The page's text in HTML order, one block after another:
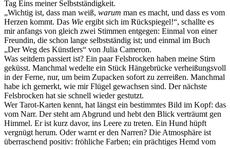
Tag Eins meiner Selbstständigkeit.
„Wichtig ist, dass man weiß, warum man es macht, und dass es vom
Herzen kommt. Das Wie ergibt sich im Rückspiegel!“, schallte es
mir anfangs von gleich zwei Stimmen entgegen: Einmal von einer
Freundin, die schon lange selbstständig ist; und einmal im Buch
„Der Weg des Künstlers“ von Julia Cameron.
Was seitdem passiert ist? Ein paar Felsbrocken haben meine Stirn
geküsst. Manchmal wedelte ein Stück Hängebrücke verheißungsvoll
in der Ferne, nur, um beim Zupacken sofort zu zerreißen. Manchmal
habe ich gemerkt, wie mir Flügel gewachsen sind. Der nächste
Felsbrocken hat sie schnell wieder gestutzt.
Wer Tarot-Karten kennt, hat längst ein bestimmtes Bild im Kopf: das
vom Narr. Der steht am Abgrund und hebt den Blick verträumt gen
Himmel. Er ist kurz davor, ins Leere zu treten. Ein Hund hüpft
vergnügt herum. Oder warnt er den Narren? Die Atmosphäre ist
überraschend positiv: fröhliche Farben; ein prächtiges Hemd vom